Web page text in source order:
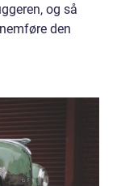
og så
den